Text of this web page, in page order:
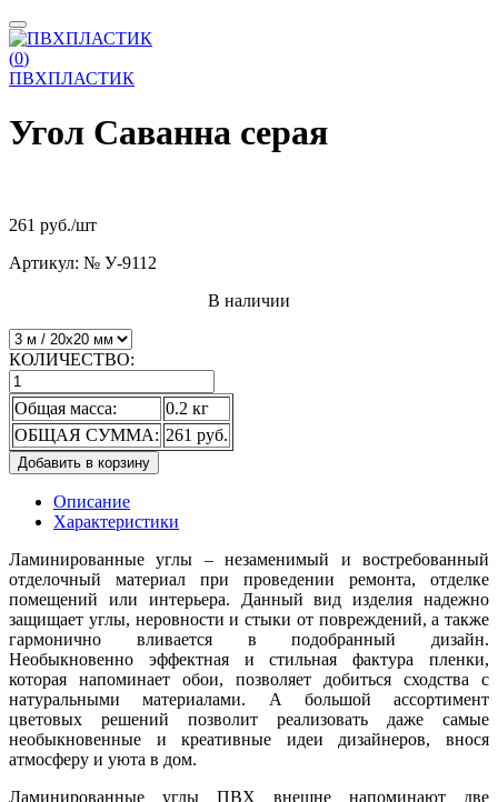
(0)
ПВХПЛАСТИК
Угол Саванна серая
261 руб./шт
Артикул: № У-9112
В наличии
КОЛИЧЕСТВО:
Общая масса:
0.2 кг
ОБЩАЯ СУММА: 261 руб.
Добавить в корзину
Описание
Характеристики
Ламинированные углы – незаменимый и востребованный
отделочный материал при проведении ремонта, отделке
помещений или интерьера. Данный вид изделия надежно
защищает углы, неровности и стыки от повреждений, а также
гармонично вливается в подобранный дизайн.
Необыкновенно эффектная и стильная фактура пленки,
которая напоминает обои, позволяет добиться сходства с
натуральными материалами. А большой ассортимент
цветовых решений позволит реализовать даже самые
необыкновенные и креативные идеи дизайнеров, внося
атмосферу и уюта в дом.
Ламинированные углы ПВХ внешне напоминают две